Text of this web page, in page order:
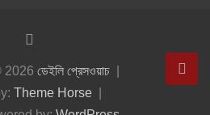
2026 ডেইলি প্রেসওয়াচ
Theme Horse